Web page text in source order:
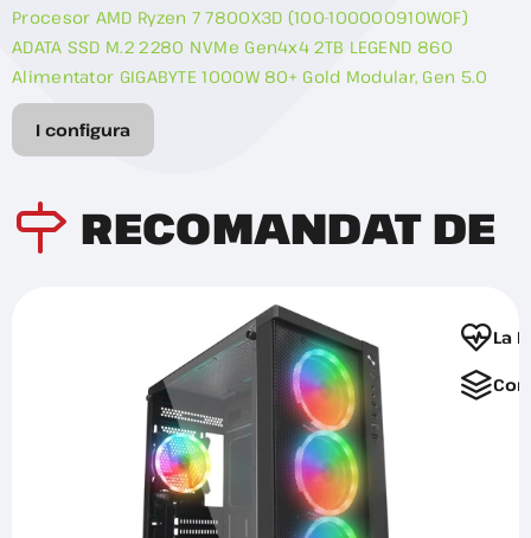
Procesor AMD Ryzen 7 7800X3D (100-100000910WOF)
ADATA SSD M.2 2280 NVMe Gen4x4 2TB LEGEND 860
Alimentator GIGABYTE 1000W 80+ Gold Modular, Gen 5.0
I configura
RECOMANDAT DE
La